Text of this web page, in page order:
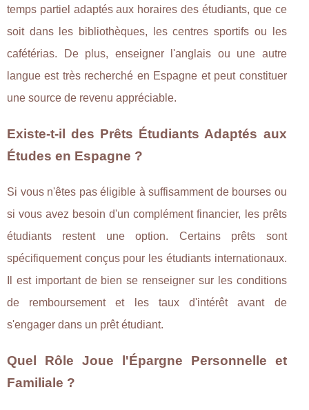
temps partiel adaptés aux horaires des étudiants, que ce
soit dans les bibliothèques, les centres sportifs ou les
cafétérias. De plus, enseigner l'anglais ou une autre
langue est très recherché en Espagne et peut constituer
une source de revenu appréciable.
Existe-t-il des Prêts Étudiants Adaptés aux
Études en Espagne ?
Si vous n'êtes pas éligible à suffisamment de bourses ou
si vous avez besoin d'un complément financier, les prêts
étudiants restent une option. Certains prêts sont
spécifiquement conçus pour les étudiants internationaux.
Il est important de bien se renseigner sur les conditions
de remboursement et les taux d'intérêt avant de
s'engager dans un prêt étudiant.
Quel Rôle Joue l'Épargne Personnelle et
Familiale ?